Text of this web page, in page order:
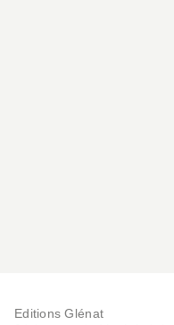
Editions Glénat